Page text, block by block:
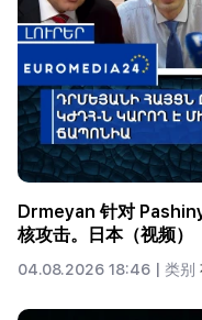
Drmeyan 针对
核攻击。日本（视频）
04.08.2026 18:46 | 类别